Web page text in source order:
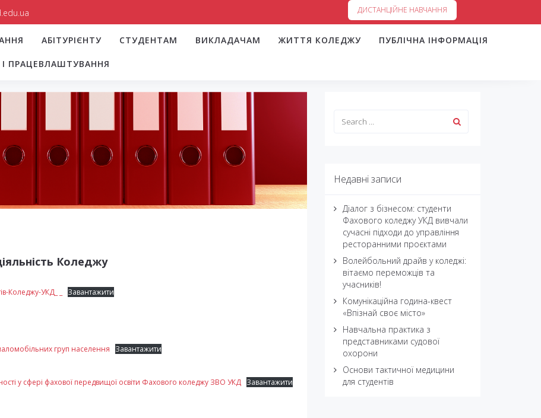
ДИСТАНЦІЙНЕ НАВЧАННЯ
АБІТУРІЄНТУ СТУДЕНТАМ ВИКЛАДАЧАМ ЖИТТЯ КОЛЕДЖУ ПУБЛІЧНА ІНФОРМАЦІЯ
ПРАЦЕВЛАШТУВАННЯ
Коледжу
Коледжу-УКД_ _
Завантажити
груп населення
Завантажити
у сфері фахової передвищої освіти Фахового коледжу ЗВО УКД Завантажити
Недавні записи
Діалог з бізнесом: студенти
Фахового коледжу УКД вивчали
сучасні підходи до управління
ресторанними проєктами
Волейбольний драйв у коледжі:
вітаємо переможців та
учасників!
Комунікаційна година-квест
«Впізнай своє місто»
Навчальна практика з
представниками судової
охорони
Основи тактичної медицини
для студентів